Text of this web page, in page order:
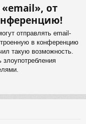
от
отправлять email-
в конференцию
такую возможность.
злоупотребления